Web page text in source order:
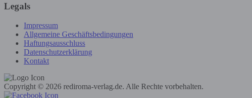
Legals
Impressum
Allgemeine Geschäftsbedingungen
Haftungsausschluss
Datenschutzerklärung
Kontakt
Copyright © 2026 rediroma-verlag.de. Alle Rechte vorbehalten.